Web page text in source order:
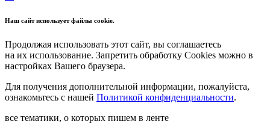
Наш сайт использует файлы cookie.
Продолжая использовать этот сайт, вы соглашаетесь
на их использование. Запретить обработку Cookies можно в
настройках Вашего браузера.
Для получения дополнительной информации, пожалуйста,
ознакомьтесь с нашей Политикой конфиденциальности.
все тематики, о которых пишем в ленте